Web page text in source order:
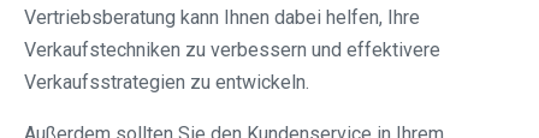
Vertriebsberatung kann Ihnen dabei helfen, Ihre
Verkaufstechniken zu verbessern und effektivere
Verkaufsstrategien zu entwickeln.